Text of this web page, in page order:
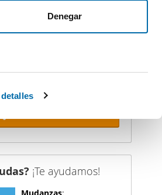
Denegar
que te adelanten. Recibe en
¡Te ayudamos!